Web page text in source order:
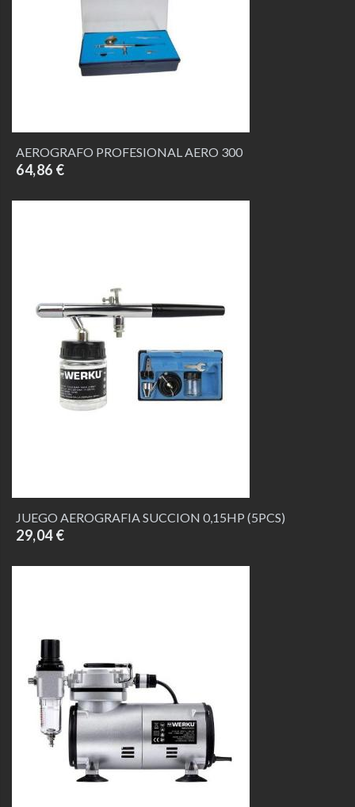
AEROGRAFO PROFESIONAL AERO 300
64,86 €
JUEGO AEROGRAFIA SUCCION 0,15HP (5PCS)
29,04 €